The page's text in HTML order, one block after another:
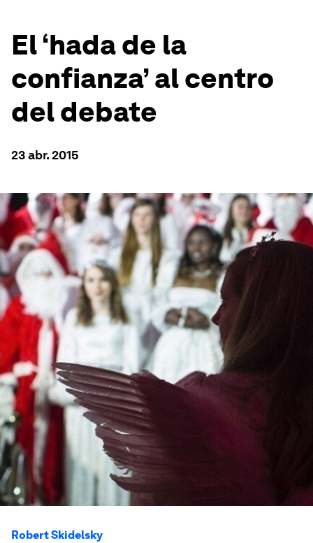
El ‘hada de la
confianza’ al centro
del debate
23 abr. 2015
Robert Skidelsky